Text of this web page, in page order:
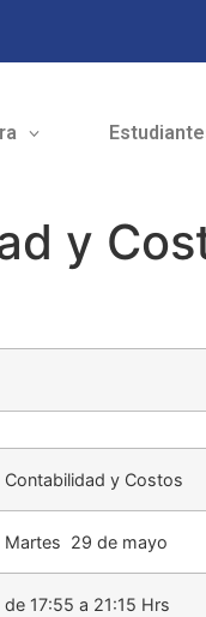
y
Contabilidad y Costos
Martes 29 de mayo
de 17:55 a 21:15 Hrs